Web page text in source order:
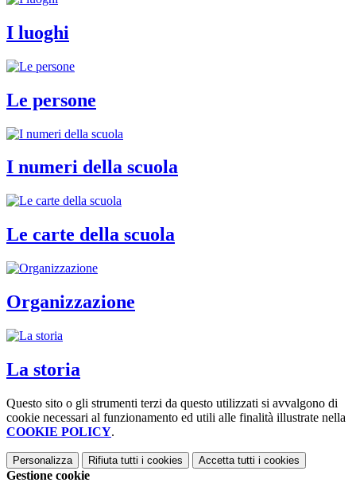
I luoghi
Le persone
I numeri della scuola
Le carte della scuola
Organizzazione
La storia
Questo sito o gli strumenti terzi da questo utilizzati si avvalgono di
cookie necessari al funzionamento ed utili alle finalità illustrate nella
COOKIE POLICY.
Personalizza Rifiuta tutti i cookies Accetta tutti i cookies
Gestione cookie